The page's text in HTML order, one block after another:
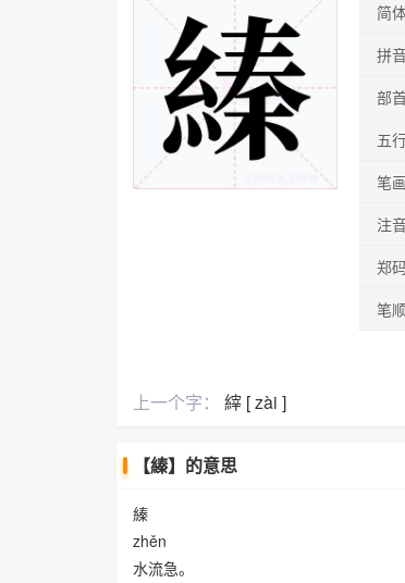
简
拼
部
五
笔画
注
郑码
笔
上一个字： 縡 [ zài ]
【縥】的意思
縥
zhěn
水流急。